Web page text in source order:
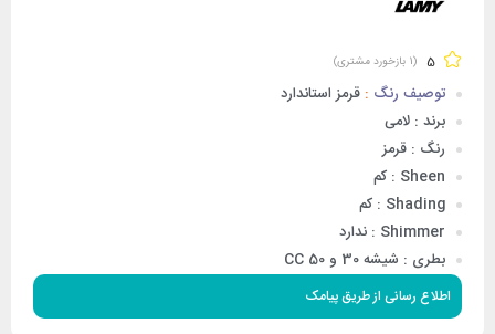
5
(
1 بازخورد مشتری)
توصیف رنگ : قرمز استاندارد
برند : لامی
رنگ : قرمز
Sheen : کم
Shading : کم
Shimmer : ندارد
بطری : شیشه 30 و 50 CC
اطلاع رسانی از طریق پیامک